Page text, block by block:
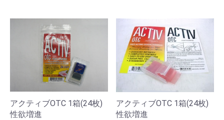
アクティブOTC 1箱(24枚)
性欲増進
アクティブOTC 1箱(24枚)
性欲増進